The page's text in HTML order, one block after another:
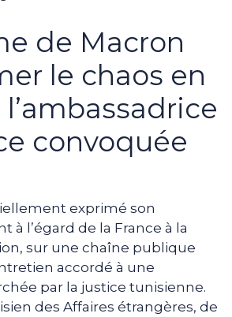
de Macron
le chaos en
convoquée
exprimé son
l’égard de la France à la
sur une chaîne publique
accordé à une
par la justice tunisienne.
des Affaires étrangères, de